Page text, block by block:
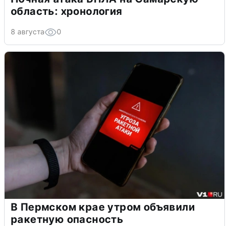
область: хронология
8 августа 0
В Пермском крае утром объявили
ракетную опасность